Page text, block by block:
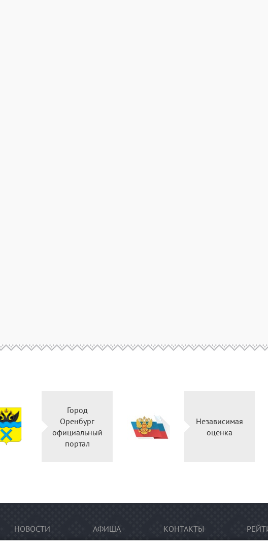
Город
Оренбург
официальный
портал
Независимая
оценка
НОВОСТИ АФИША КОНТАКТЫ